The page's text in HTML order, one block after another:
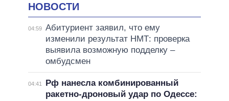
НОВОСТИ
04:59 Абитуриент заявил, что ему
изменили результат НМТ: проверка
выявила возможную подделку –
омбудсмен
04:41
Рф нанесла комбинированный
ракетно-дроновый удар по Одессе: